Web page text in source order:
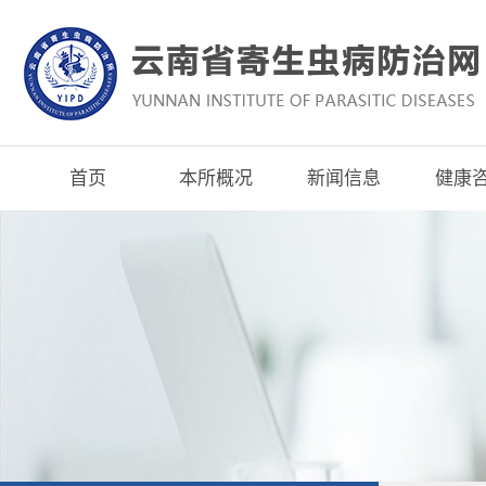
首页 本所概况 新闻信息 健康